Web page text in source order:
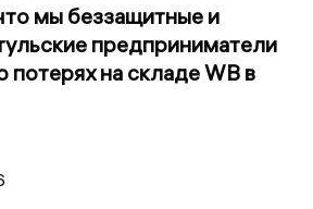
мы беззащитные и
предприниматели
потерях на складе WB в